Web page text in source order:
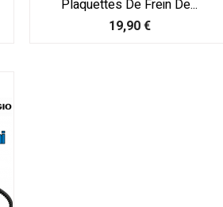
Plaquettes De Frein De...
Prix
19,90 €